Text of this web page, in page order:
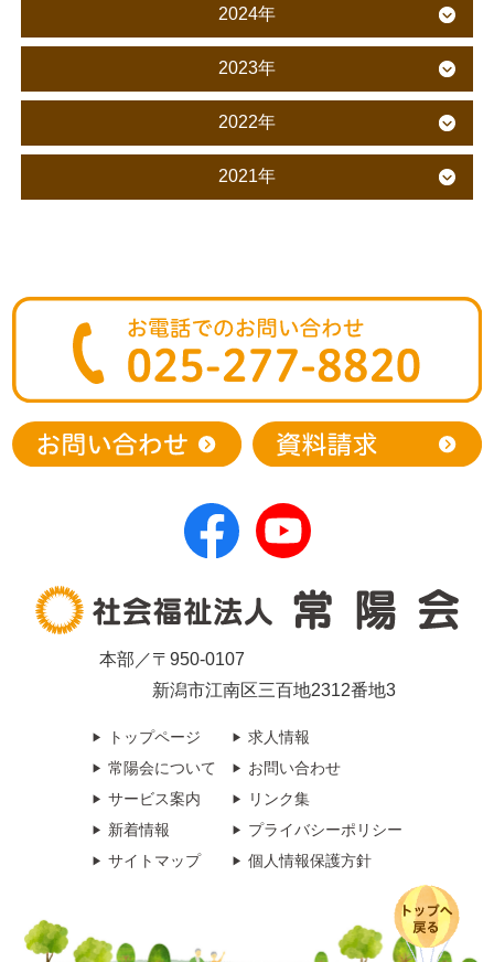
2024年
2023年
2022年
2021年
本部／〒950-0107
新潟市江南区三百地2312番地3
トップページ
常陽会について
サービス案内
新着情報
サイトマップ
求人情報
お問い合わせ
リンク集
プライバシーポリシー
個人情報保護方針